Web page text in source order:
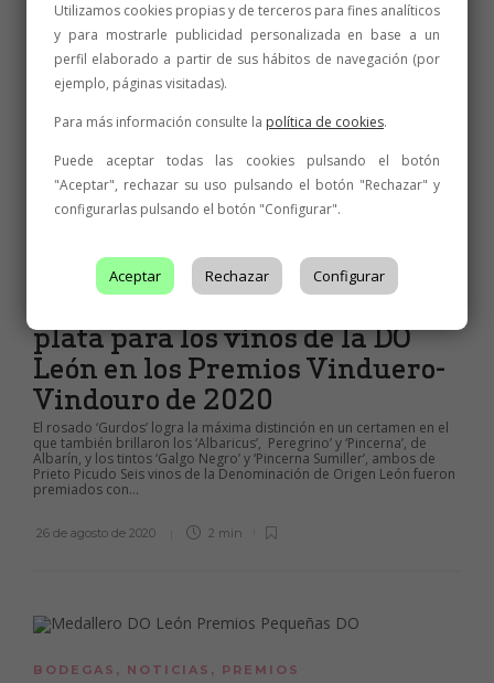
en Mundus Vini-2020
El blanco ‘Pardevalles Albarín 2019’ y el tinto ‘Pincerna Sumiller 2018’
suben a lo más alto del podio; el ‘Golán Tinto 2015’ suma un
reconocimiento más a la excelencia La Denominación de Origen
León, en un año y un contexto muy difícil para el sector...
NOTICIAS,PREMIOS
Una medalla de oro y cinco de
plata para los vinos de la DO
León en los Premios Vinduero-
Vindouro de 2020
El rosado ‘Gurdos’ logra la máxima distinción en un certamen en el
que también brillaron los ‘Albaricus’, Peregrino’ y ‘Pincerna’, de
Albarín, y los tintos ‘Galgo Negro’ y ‘Pincerna Sumiller’, ambos de
Prieto Picudo Seis vinos de la Denominación de Origen León fueron
premiados con...
26 de agosto de 2020 2 min
BODEGAS , NOTICIAS , PREMIOS
Utilizamos cookies propias y de terceros para fines analíticos
y para mostrarle publicidad personalizada en base a un
perfil elaborado a partir de sus hábitos de navegación (por
ejemplo, páginas visitadas).
Para más información consulte la política de cookies.
Puede aceptar todas las cookies pulsando el botón
"Aceptar", rechazar su uso pulsando el botón "Rechazar" y
configurarlas pulsando el botón "Configurar".
Aceptar Rechazar Configurar